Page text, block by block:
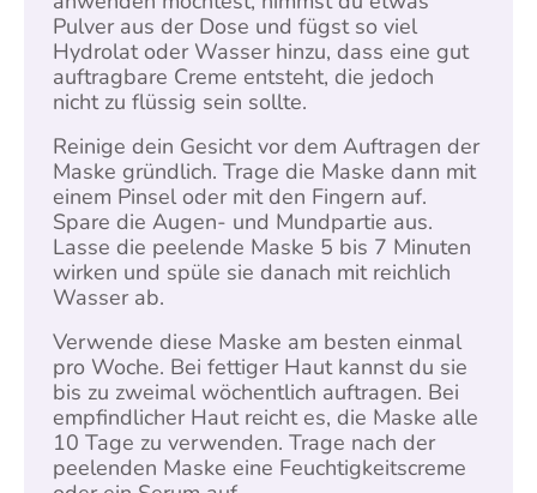
Pulver aus der Dose und fügst so viel
Hydrolat oder Wasser hinzu, dass eine gut
auftragbare Creme entsteht, die jedoch
nicht zu flüssig sein sollte.
Reinige dein Gesicht vor dem Auftragen der
Maske gründlich. Trage die Maske dann mit
einem Pinsel oder mit den Fingern auf.
Spare die Augen- und Mundpartie aus.
Lasse die peelende Maske 5 bis 7 Minuten
wirken und spüle sie danach mit reichlich
Wasser ab.
Verwende diese Maske am besten einmal
pro Woche. Bei fettiger Haut kannst du sie
bis zu zweimal wöchentlich auftragen. Bei
empfindlicher Haut reicht es, die Maske alle
10 Tage zu verwenden. Trage nach der
peelenden Maske eine Feuchtigkeitscreme